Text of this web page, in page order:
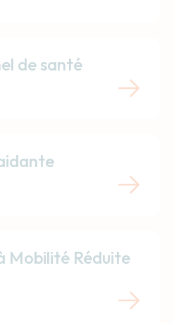
de santé
Mobilité Réduite